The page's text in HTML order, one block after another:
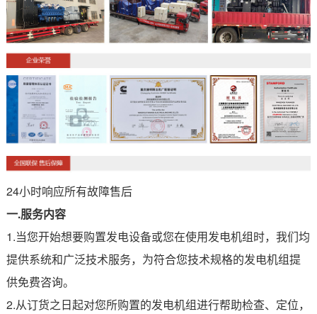
24小时响应所有故障售后
一.服务内容
1.当您开始想要购置发电设备或您在使用发电机组时，我们均
提供系统和广泛技术服务，为符合您技术规格的发电机组提
供免费咨询。
2.从订货之日起对您所购置的发电机组进行帮助检查、定位，